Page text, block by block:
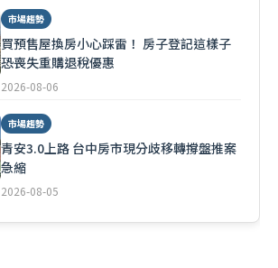
市場趨勢
買預售屋換房小心踩雷！ 房子登記這樣子
恐喪失重購退稅優惠
2026-08-06
市場趨勢
青安3.0上路 台中房市現分歧移轉撐盤推案
急縮
2026-08-05